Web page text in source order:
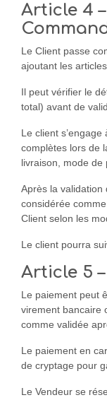
Article 4
Le Client passe
ajoutant les
Il peut vérifier le
total) avant de
Le client
complètes lors de
livraison, mode de
Après la validation
considérée
Client selon les
Le client pourra
Article 5
Le paiement peut
virement bancaire
comme validée
Le paiement en
de cryptage pour
Le Vendeur se